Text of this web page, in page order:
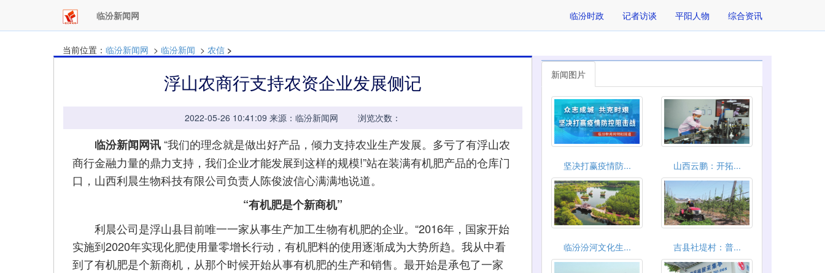
临汾新闻网 临汾时政 记者访谈 平阳人物 综合资讯
当前位置： 临汾新闻网 > 临汾新闻 > 农信 >
浮山农商行支持农资企业发展侧记
2022-05-26 10:41:09 来源：临汾新闻网 浏览次数：
临汾新闻网讯“我们的理念就是做出好产品，倾力支持农业生产发展。多亏了有浮山农
商行金融力量的鼎力支持，我们企业才能发展到这样的规模!”站在装满有机肥产品的仓库门
口，山西利晨生物科技有限公司负责人陈俊波信心满满地说道。
“有机肥是个新商机”
利晨公司是浮山县目前唯一一家从事生产加工生物有机肥的企业。“2016年，国家开始
实施到2020年实现化肥使用量零增长行动，有机肥料的使用逐渐成为大势所趋。我从中看
到了有机肥是个新商机，从那个时候开始从事有机肥的生产和销售。最开始是承包了一家
新闻图片
坚决打赢疫情防... 山西云鹏：开拓...
临汾汾河文化生... 吉县社堤村：普...